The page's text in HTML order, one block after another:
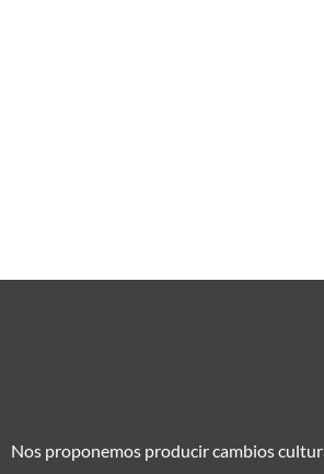
Nos proponemos producir cambios